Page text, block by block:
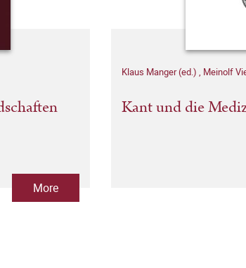
More
Klaus Manger (ed.) , Meinolf
Kant und die